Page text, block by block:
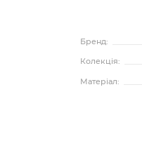
Бренд:
Колекція:
Матеріал: